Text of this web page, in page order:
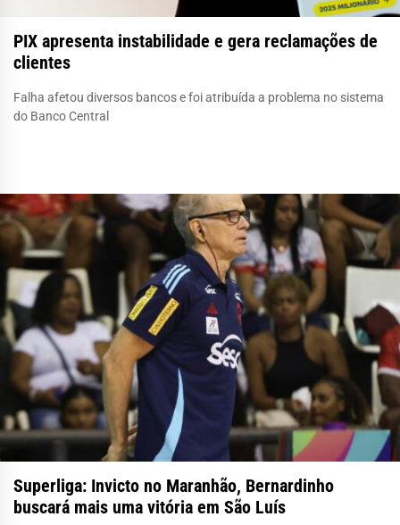
PIX apresenta instabilidade e gera reclamações de
clientes
Falha afetou diversos bancos e foi atribuída a problema no sistema
do Banco Central
Superliga: Invicto no Maranhão, Bernardinho
buscará mais uma vitória em São Luís